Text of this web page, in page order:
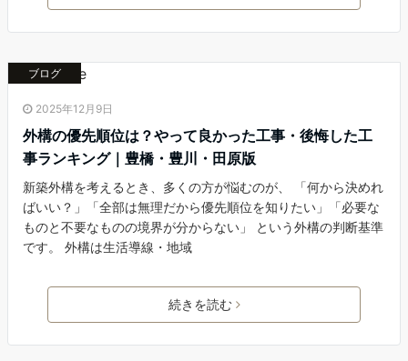
ブログ
2025年12月9日
外構の優先順位は？やって良かった工事・後悔した工
事ランキング｜豊橋・豊川・田原版
新築外構を考えるとき、多くの方が悩むのが、 「何から決めれ
ばいい？」「全部は無理だから優先順位を知りたい」「必要な
ものと不要なものの境界が分からない」 という外構の判断基準
です。 外構は生活導線・地域
続きを読む